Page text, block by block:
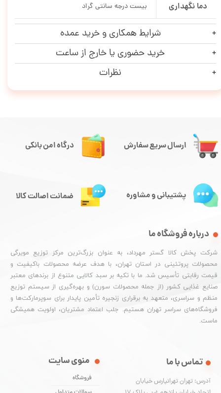
دما نگهداری بیست درجه سانتی گراد
شرایط همکاری و خرید عمده
خرید حضوری یا خارج از ساعت
نظرات
ارسال سریع سفارش
درباره فروشگاه ما
شرکت پخش کالا گستر مهرداد، به عنوان بزرگ‌ترین مرکز توزیع مویرگی
محصولات پروتئینی در استان تهران، با هدف عرضه محصولات باکیفیت و
قیمت رقابتی تأسیس شد. ما با تکیه بر سبد کالایی متنوع از برندهای معتبر
صنایع غذایی کشور (از جمله محصولات سورن) و بهره‌گیری از سیستم توزیع
منظم و سراسری، متعهد به برقراری زنجیره تأمین پایدار برای سوپرمارکت‌ها و
فروشگاه‌های سراسر تهران هستیم. جلب اعتماد مشتریان، اولویت همیشگی
ماست.
منوی سایت
فروشگاه
تماس با ما
آدرس: تهران تهرانپارس خیابان
درگاه امن بانکی
پشتیبانی و مشاوره ضمانت اصالت کالا